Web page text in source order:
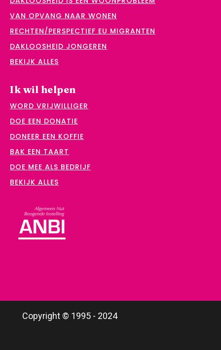
VAN OPVANG NAAR WONEN
RECHTEN/PERSPECTIEF EU MIGRANTEN
DAKLOOSHEID JONGEREN
BEKIJK ALLES
Ik wil helpen
WORD VRIJWILLIGER
DOE EEN DONATIE
DONEER EEN KOFFIE
BAK EEN TAART
DOE MEE ALS BEDRIJF
BEKIJK ALLES
Copyright © 1995 - 2024